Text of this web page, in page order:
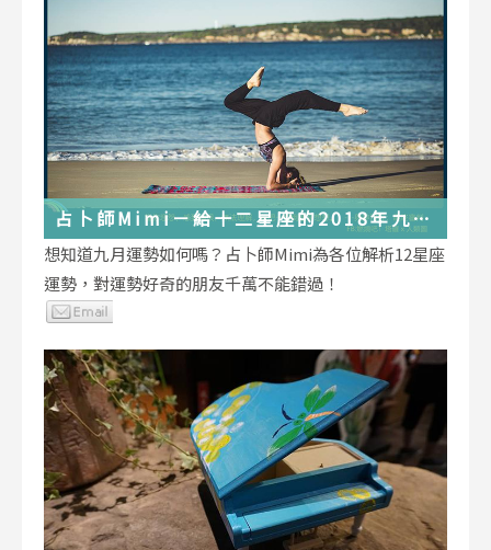
占卜師Mimi－給十二星座的2018年九月
運勢小叮嚀
想知道九月運勢如何嗎？占卜師Mimi為各位解析12星座
運勢，對運勢好奇的朋友千萬不能錯過！